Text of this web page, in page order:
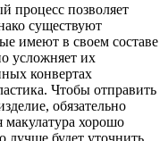
процесс позволяет
существуют
имеют в своем составе
усложняет их
конвертах
Чтобы отправить
обязательно
макулатура хорошо
лучше будет уточнить